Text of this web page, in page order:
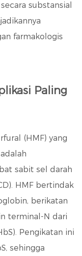
substansial
farmakologis
Paling
(HMF) yang
sabit sel darah
HMF bertindak
berikatan
terminal-N dari
Pengikatan ini
sehingga